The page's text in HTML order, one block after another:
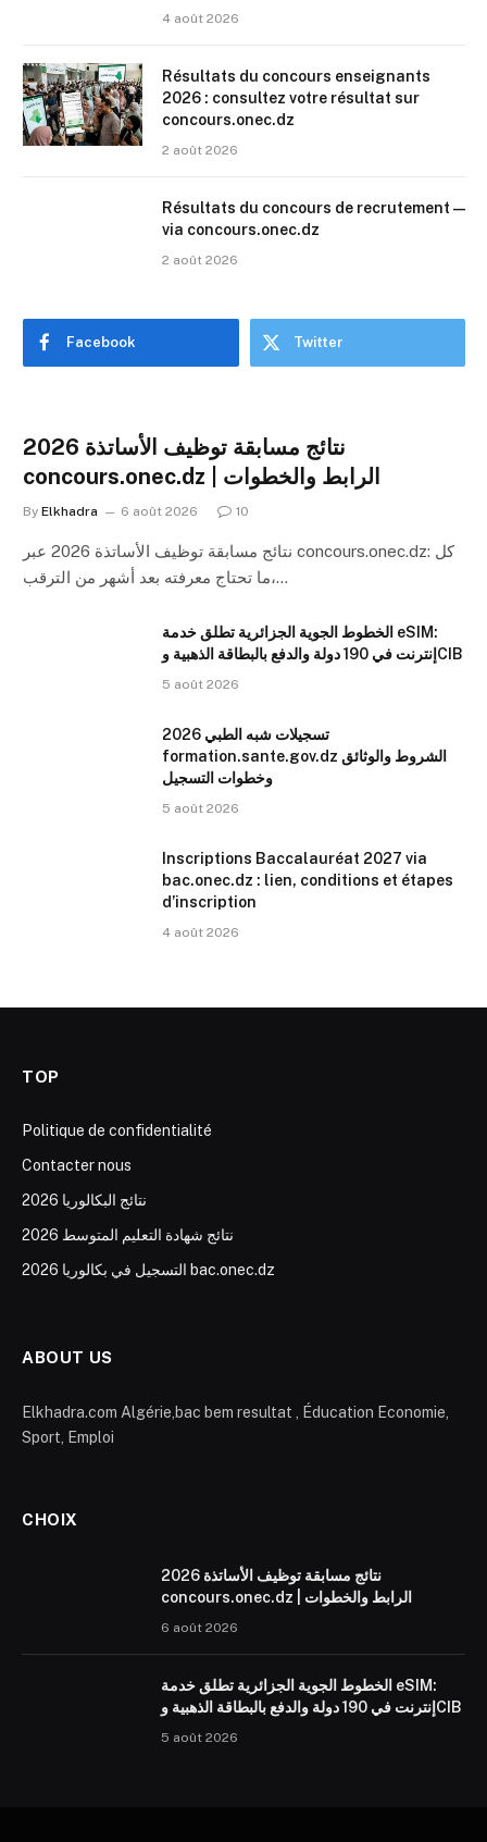
4 août 2026
Résultats du concours enseignants
2026 : consultez votre résultat sur
concours.onec.dz
2 août 2026
Résultats du concours de recrutement —
via concours.onec.dz
2 août 2026
Facebook Twitter
نتائج مسابقة توظيف الأساتذة 2026
concours.onec.dz | الرابط والخطوات
By Elkhadra 6 août 2026 10
نتائج مسابقة توظيف الأساتذة 2026 عبر concours.onec.dz: كل
ما تحتاج معرفته بعد أشهر من الترقب،…
الخطوط الجوية الجزائرية تطلق خدمة eSIM:
إنترنت في 190 دولة والدفع بالبطاقة الذهبية وCIB
5 août 2026
تسجيلات شبه الطبي 2026
formation.sante.gov.dz الشروط والوثائق
وخطوات التسجيل
5 août 2026
Inscriptions Baccalauréat 2027 via
bac.onec.dz : lien, conditions et étapes
d’inscription
4 août 2026
TOP
Politique de confidentialité
Contacter nous
نتائج البكالوريا 2026
نتائج شهادة التعليم المتوسط 2026
التسجيل في بكالوريا 2026 bac.onec.dz
ABOUT US
Elkhadra.com Algérie,bac bem resultat , Éducation Economie,
Sport, Emploi
CHOIX
نتائج مسابقة توظيف الأساتذة 2026
concours.onec.dz | الرابط والخطوات
6 août 2026
الخطوط الجوية الجزائرية تطلق خدمة eSIM:
إنترنت في 190 دولة والدفع بالبطاقة الذهبية وCIB
5 août 2026